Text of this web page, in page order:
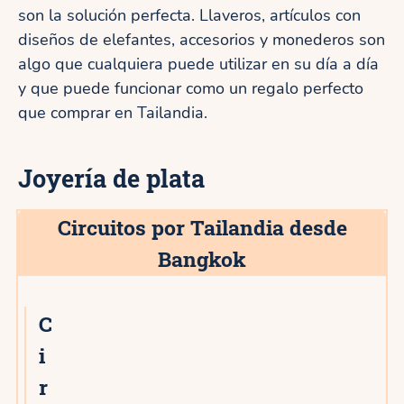
son la solución perfecta. Llaveros, artículos con
diseños de elefantes, accesorios y monederos son
algo que cualquiera puede utilizar en su día a día
y que puede funcionar como un regalo perfecto
que comprar en Tailandia.
Joyería de plata
Circuitos por Tailandia desde
Bangkok
C
i
r